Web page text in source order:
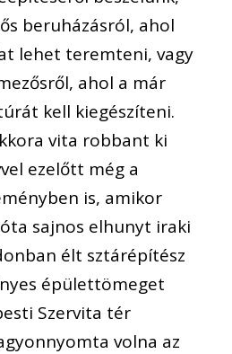
beruházásról, ahol
lehet teremteni, vagy
ahol a már
kell kiegészíteni.
vita robbant ki
ezelőtt még a
is, amikor
sajnos elhunyt iraki
élt sztárépítész
épülettömeget
Szervita tér
volna az